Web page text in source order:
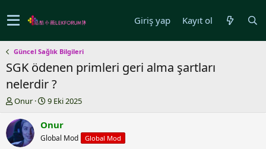
Giriş yap Kayıt ol
Güncel Sağlık Bilgileri
SGK ödenen primleri geri alma şartları
nelerdir ?
K
n
u
y
Onur
B
ş
a
9 Eki 2025
Onur
Global Mod Global Mod